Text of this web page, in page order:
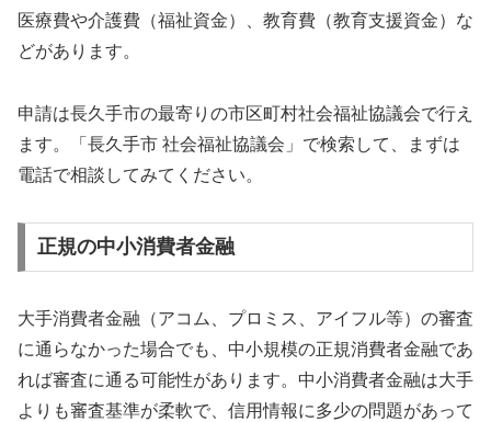
医療費や介護費（福祉資金）、教育費（教育支援資金）な
どがあります。
申請は長久手市の最寄りの市区町村社会福祉協議会で行え
ます。「長久手市 社会福祉協議会」で検索して、まずは
電話で相談してみてください。
正規の中小消費者金融
大手消費者金融（アコム、プロミス、アイフル等）の審査
に通らなかった場合でも、中小規模の正規消費者金融であ
れば審査に通る可能性があります。中小消費者金融は大手
よりも審査基準が柔軟で、信用情報に多少の問題があって